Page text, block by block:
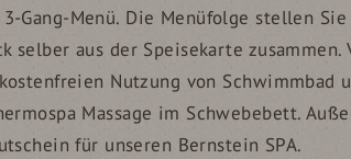
Gang-Menü. Die Menüfolge stellen Sie
selber aus der Speisekarte zusammen.
Nutzung von Schwimmbad
Massage im Schwebebett.
für unseren Bernstein SPA.